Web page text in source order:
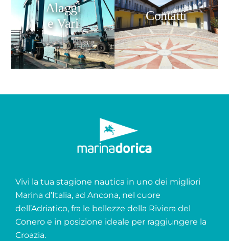
Alaggi
e Vari
Contatti
Vivi la tua stagione nautica in uno dei migliori
Marina d’Italia, ad Ancona, nel cuore
dell’Adriatico, fra le bellezze della Riviera del
Conero e in posizione ideale per raggiungere la
Croazia.